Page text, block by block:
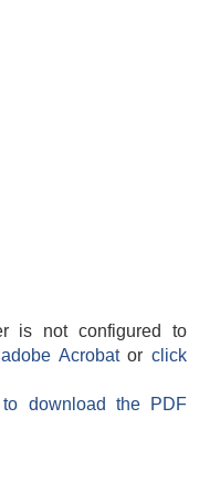
is not configured to
Acrobatorclick
download the PDF